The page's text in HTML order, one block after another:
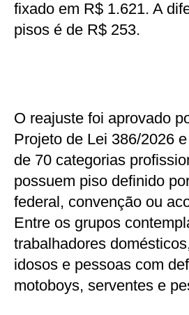
fixado em R$ 1.621. A
pisos é de R$ 253.
O reajuste foi aprovado
Projeto de Lei 386/2026
de 70 categorias
possuem piso definido
federal, convenção ou
Entre os grupos
trabalhadores
idosos e pessoas com
motoboys, serventes e